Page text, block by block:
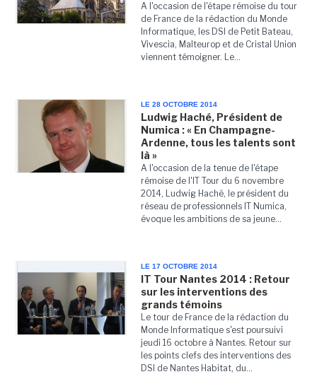
A l'occasion de l'étape rémoise du tour
de France de la rédaction du Monde
Informatique, les DSI de Petit Bateau,
Vivescia, Malteurop et de Cristal Union
viennent témoigner. Le...
LE 28 OCTOBRE 2014
Ludwig Haché, Président de
Numica : « En Champagne-
Ardenne, tous les talents sont
là »
A l'occasion de la tenue de l'étape
rémoise de l'IT Tour du 6 novembre
2014, Ludwig Haché, le président du
réseau de professionnels IT Numica,
évoque les ambitions de sa jeune...
LE 17 OCTOBRE 2014
IT Tour Nantes 2014 : Retour
sur les interventions des
grands témoins
Le tour de France de la rédaction du
Monde Informatique s'est poursuivi
jeudi 16 octobre à Nantes. Retour sur
les points clefs des interventions des
DSI de Nantes Habitat, du...